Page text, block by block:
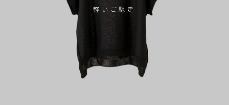
軽いご馳走